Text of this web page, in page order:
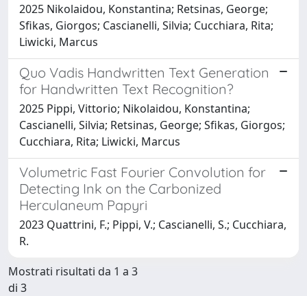
2025 Nikolaidou, Konstantina; Retsinas, George;
Sfikas, Giorgos; Cascianelli, Silvia; Cucchiara, Rita;
Liwicki, Marcus
Quo Vadis Handwritten Text Generation
for Handwritten Text Recognition?
2025 Pippi, Vittorio; Nikolaidou, Konstantina;
Cascianelli, Silvia; Retsinas, George; Sfikas, Giorgos;
Cucchiara, Rita; Liwicki, Marcus
Volumetric Fast Fourier Convolution for
Detecting Ink on the Carbonized
Herculaneum Papyri
2023 Quattrini, F.; Pippi, V.; Cascianelli, S.; Cucchiara,
R.
Mostrati risultati da 1 a 3
di 3